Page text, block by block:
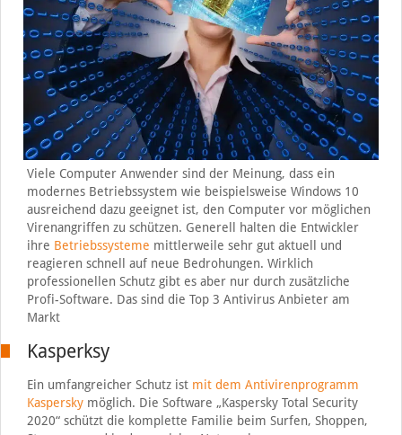
Viele Computer Anwender sind der Meinung, dass ein
modernes Betriebssystem wie beispielsweise Windows 10
ausreichend dazu geeignet ist, den Computer vor möglichen
Virenangriffen zu schützen. Generell halten die Entwickler
ihre Betriebssysteme mittlerweile sehr gut aktuell und
reagieren schnell auf neue Bedrohungen. Wirklich
professionellen Schutz gibt es aber nur durch zusätzliche
Profi-Software. Das sind die Top 3 Antivirus Anbieter am
Markt
Kasperksy
Ein umfangreicher Schutz ist mit dem Antivirenprogramm
Kasperskymöglich. Die Software „Kaspersky Total Security
2020“ schützt die komplette Familie beim Surfen, Shoppen,